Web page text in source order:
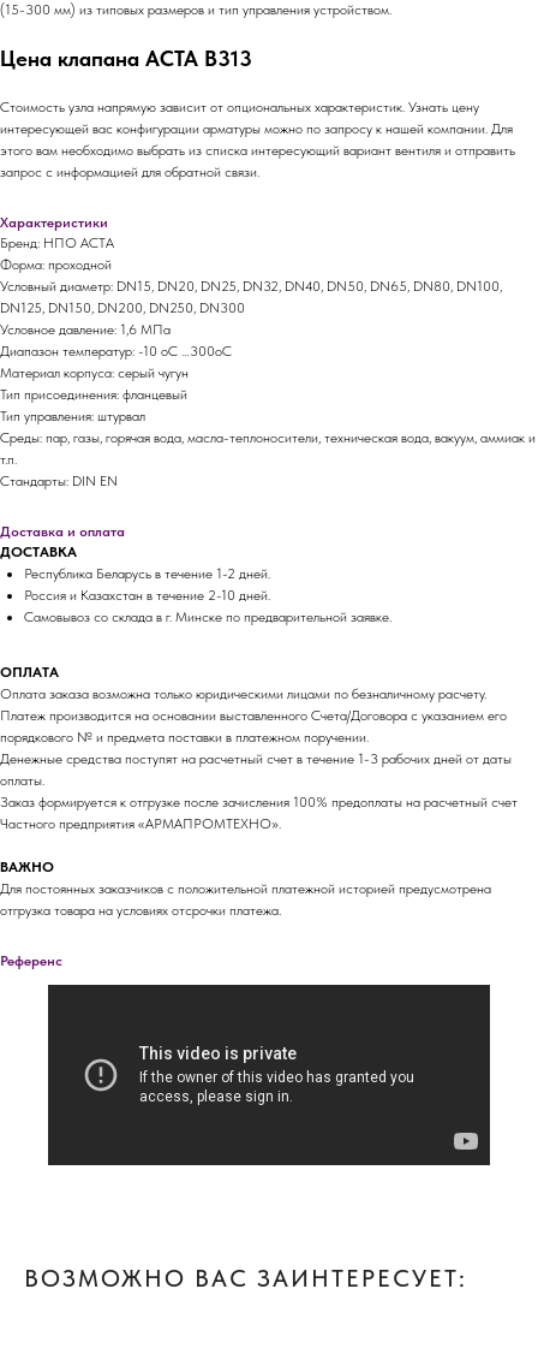
(15-300 мм) из типовых размеров и тип управления устройством.
Цена клапана АСТА В313
Стоимость узла напрямую зависит от опциональных характеристик. Узнать цену
интересующей вас конфигурации арматуры можно по запросу к нашей компании. Для
этого вам необходимо выбрать из списка интересующий вариант вентиля и отправить
запрос с информацией для обратной связи.
Характеристики
Бренд: НПО АСТА
Форма: проходной
Условный диаметр: DN15, DN20, DN25, DN32, DN40, DN50, DN65, DN80, DN100,
DN125, DN150, DN200, DN250, DN300
Условное давление: 1,6 МПа
Диапазон температур: -10 оС …300оС
Материал корпуса: серый чугун
Тип присоединения: фланцевый
Тип управления: штурвал
Среды: пар, газы, горячая вода, масла-теплоносители, техническая вода, вакуум, аммиак и
т.п.
Стандарты: DIN EN
Доставка и оплата
ДОСТАВКА
Республика Беларусь в течение 1-2 дней.
Россия и Казахстан в течение 2-10 дней.
Самовывоз со склада в г. Минске по предварительной заявке.
ОПЛАТА
Оплата заказа возможна только юридическими лицами по безналичному расчету.
Платеж производится на основании выставленного Счета/Договора с указанием его
порядкового № и предмета поставки в платежном поручении.
Денежные средства поступят на расчетный счет в течение 1-3 рабочих дней от даты
оплаты.
Заказ формируется к отгрузке после зачисления 100% предоплаты на расчетный счет
Частного предприятия «АРМАПРОМТЕХНО».
ВАЖНО
Для постоянных заказчиков с положительной платежной историей предусмотрена
отгрузка товара на условиях отсрочки платежа.
Референс
ВОЗМОЖНО ВАС ЗАИНТЕРЕСУЕТ: